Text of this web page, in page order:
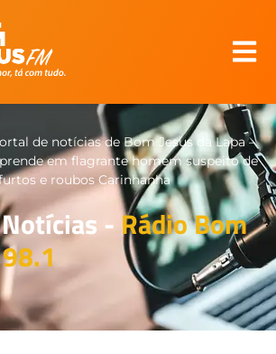
de notícias de Bom Jesus da Lapa –
em flagrante homem suspeito de
e roubos Carinhanha
-Rádio Bom